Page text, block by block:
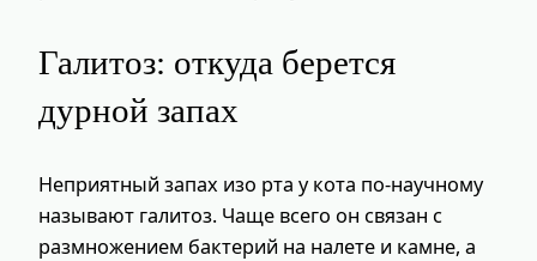
Галитоз: откуда берется
дурной запах
Неприятный запах изо рта у кота по‑научному
называют галитоз. Чаще всего он связан с
размножением бактерий на налете и камне, а